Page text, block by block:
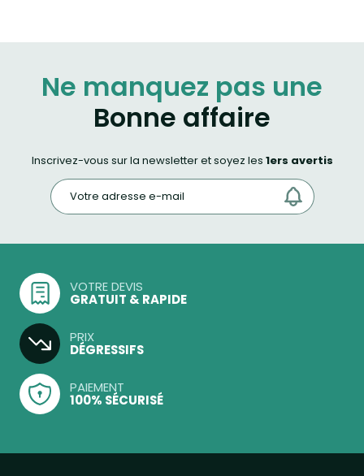
Ne manquez pas une
Bonne affaire
Inscrivez-vous sur la newsletter et soyez les 1ers avertis
VOTRE DEVIS
GRATUIT & RAPIDE
PRIX
DÉGRESSIFS
PAIEMENT
100% SÉCURISÉ